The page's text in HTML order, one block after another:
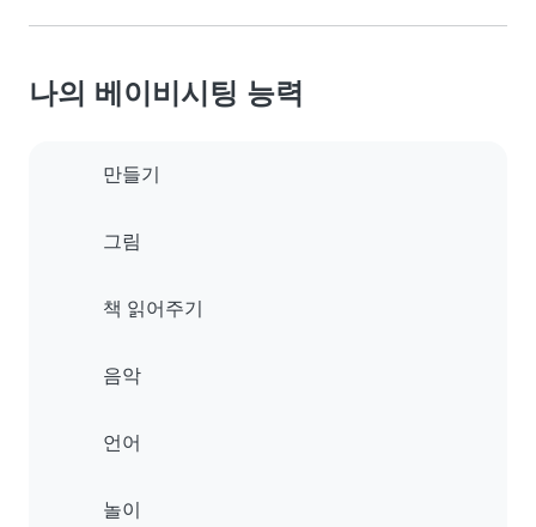
나의 베이비시팅 능력
만들기
그림
책 읽어주기
음악
언어
놀이